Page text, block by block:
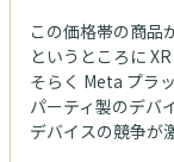
この価格帯の商品
というところに
そらく Meta プラ
パーティ製のデバ
デバイスの競争が